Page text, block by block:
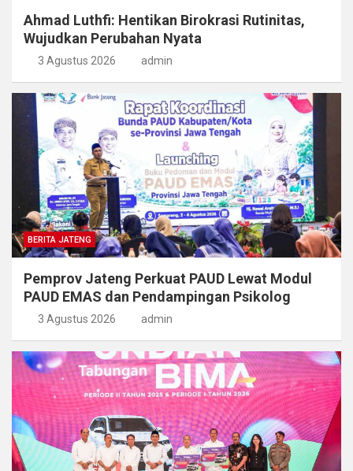
Ahmad Luthfi: Hentikan Birokrasi Rutinitas,
Wujudkan Perubahan Nyata
3 Agustus 2026 admin
BERITA JATENG
Pemprov Jateng Perkuat PAUD Lewat Modul
PAUD EMAS dan Pendampingan Psikolog
3 Agustus 2026 admin